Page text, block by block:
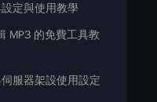
定與使用教學
MP3 的免費工具教
服器架設使用設定